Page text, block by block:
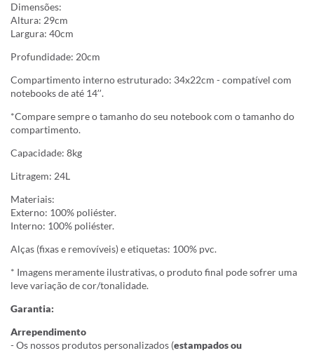
Dimensões:
Altura: 29cm
Largura: 40cm
Profundidade: 20cm
Compartimento interno estruturado: 34x22cm - compatível com
notebooks de até 14’’.
*Compare sempre o tamanho do seu notebook com o tamanho do
compartimento.
Capacidade: 8kg
Litragem: 24L
Materiais:
Externo: 100% poliéster.
Interno: 100% poliéster.
Alças (fixas e removíveis) e etiquetas: 100% pvc.
* Imagens meramente ilustrativas, o produto final pode sofrer uma
leve variação de cor/tonalidade.
Garantia:
Arrependimento
- Os nossos produtos personalizados (estampados ou